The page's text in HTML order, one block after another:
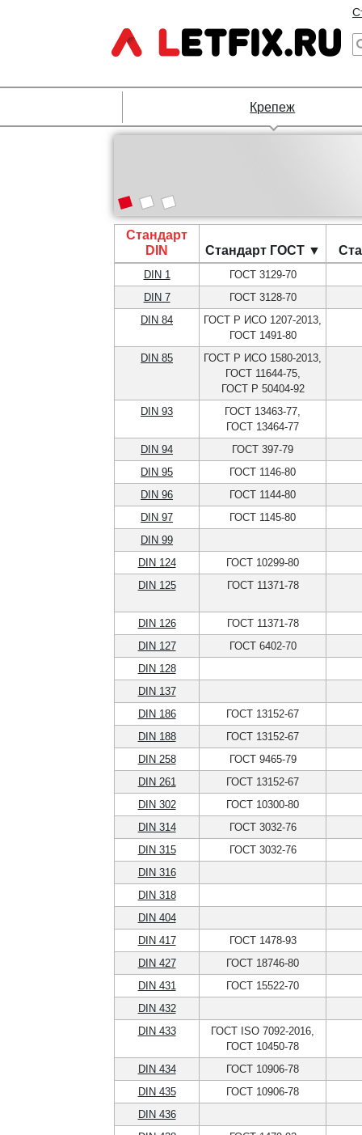
Крепеж
Стандарт
DIN
Стандарт ГОСТ ▼
DIN 1
ГОСТ 3129-70
DIN 7
ГОСТ 3128-70
DIN 84
ГОСТ Р ИСО 1207-2013,
ГОСТ 1491-80
DIN 85
ГОСТ Р ИСО 1580-2013,
ГОСТ 11644-75,
ГОСТ Р 50404-92
DIN 93
ГОСТ 13463-77,
ГОСТ 13464-77
DIN 94
ГОСТ 397-79
DIN 95
ГОСТ 1146-80
DIN 96
ГОСТ 1144-80
DIN 97
ГОСТ 1145-80
DIN 99
DIN 124
ГОСТ 10299-80
DIN 125
ГОСТ 11371-78
DIN 126
ГОСТ 11371-78
DIN 127
ГОСТ 6402-70
DIN 128
DIN 137
DIN 186
ГОСТ 13152-67
DIN 188
ГОСТ 13152-67
DIN 258
ГОСТ 9465-79
DIN 261
ГОСТ 13152-67
DIN 302
ГОСТ 10300-80
DIN 314
ГОСТ 3032-76
DIN 315
ГОСТ 3032-76
DIN 316
DIN 318
DIN 404
DIN 417
ГОСТ 1478-93
DIN 427
ГОСТ 18746-80
DIN 431
ГОСТ 15522-70
DIN 432
DIN 433
ГОСТ ISO 7092-2016,
ГОСТ 10450-78
DIN 434
ГОСТ 10906-78
DIN 435
ГОСТ 10906-78
DIN 436